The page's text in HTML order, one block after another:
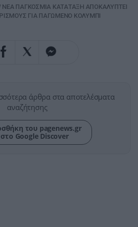
ΝΕΑ ΠΑΓΚΟΣΜΙΑ ΚΑΤΑΤΑΞΗ ΑΠΟΚΑΛΥΠΤΕΙ
ΓΙΑ ΠΑΓΩΜΕΝΟ ΚΟΛΥΜΠΙ
άρθρα στα αποτελέσματα
αναζήτησης
του pagenews.gr
στο Google Discover